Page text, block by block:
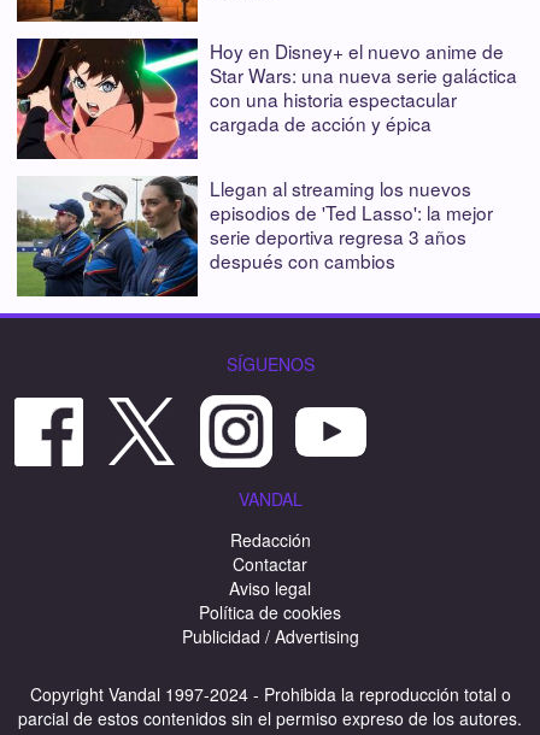
Hoy en Disney+ el nuevo anime de
Star Wars: una nueva serie galáctica
con una historia espectacular
cargada de acción y épica
Llegan al streaming los nuevos
episodios de 'Ted Lasso': la mejor
serie deportiva regresa 3 años
después con cambios
SÍGUENOS
VANDAL
Redacción
Contactar
Aviso legal
Política de cookies
Publicidad / Advertising
Copyright Vandal 1997-2024 - Prohibida la reproducción total o
parcial de estos contenidos sin el permiso expreso de los autores.